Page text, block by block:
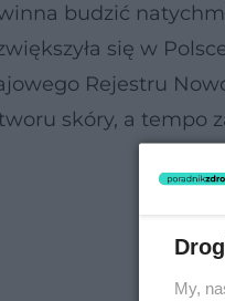
budzić
się w
Rejestru
skóry, a tempo
My,